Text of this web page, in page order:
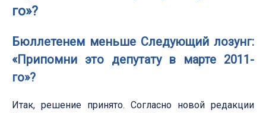
го»?
Бюллетенем меньше Следующий лозунг:
«Припомни это депутату в марте 2011-
го»?
Итак, решение принято. Согласно новой редакции